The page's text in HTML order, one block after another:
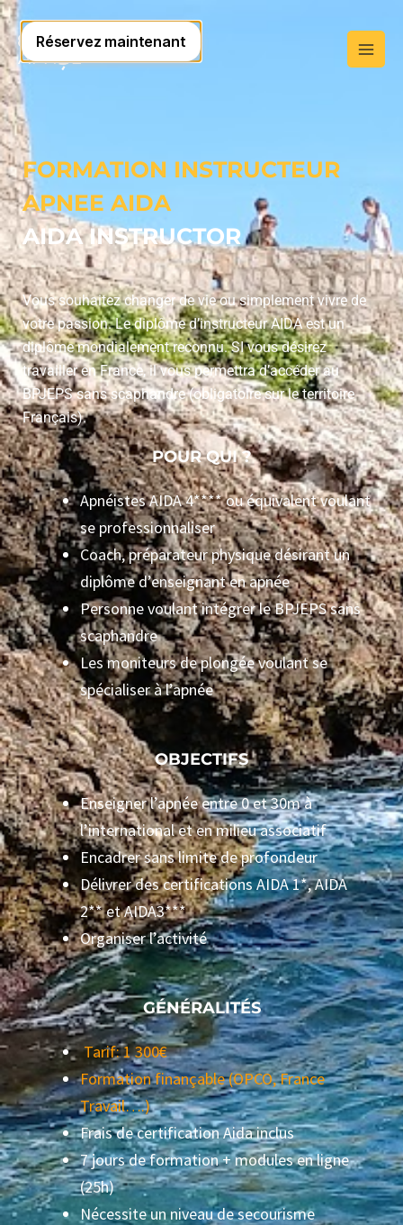
FORMATION INSTRUCTEUR
APNEE AIDA
AIDA INSTRUCTOR
Vous souhaitez changer de vie ou simplement vivre de
votre passion. Le diplôme d’instructeur AIDA est un
diplôme mondialement reconnu. SI vous désirez
travailler en France, il vous permettra d’accéder au
BPJEPS sans scaphandre (obligatoire sur le territoire
Français).
POUR QUI ?
Apnéistes AIDA 4**** ou équivalent voulant
se professionnaliser
Coach, préparateur physique désirant un
diplôme d’enseignant en apnée
Personne voulant intégrer le BPJEPS sans
scaphandre
Les moniteurs de plongée voulant se
spécialiser à l’apnée
OBJECTIFS
Enseigner l’apnée entre 0 et 30m à
l’international et en milieu associatif
Encadrer sans limite de profondeur
Délivrer des certifications AIDA 1*, AIDA
2** et AIDA3***
Organiser l’activité
GÉNÉRALITÉS
Tarif: 1 300€
Formation finançable (OPCO, France
Travail….)
Frais de certification Aida inclus
7 jours de formation + modules en ligne
(25h)
Nécessite un niveau de secourisme